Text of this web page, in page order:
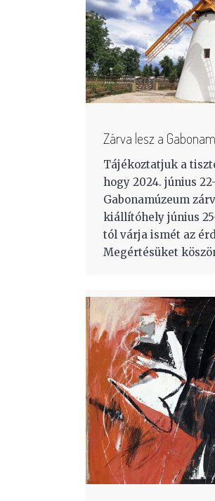
Zárva lesz a
Tájékoztatjuk a
hogy 2024. június
Gabonamúzeum
kiállítóhely június
tól várja ismét az
Megértésüket